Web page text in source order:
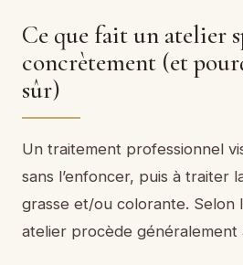
Ce que fait un atelier
concrètement (et
sûr)
Un traitement professionnel
sans l’enfoncer, puis à traiter
grasse et/ou colorante. Selon
atelier procède généralement